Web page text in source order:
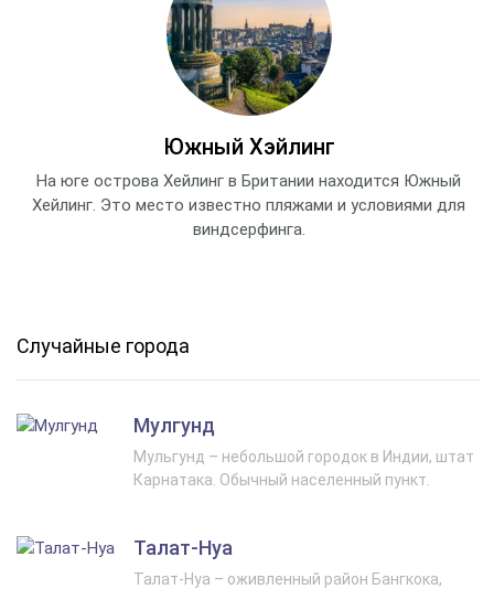
Южный Хэйлинг
На юге острова Хейлинг в Британии находится Южный
Хейлинг. Это место известно пляжами и условиями для
виндсерфинга.
Случайные города
Мулгунд
Мульгунд – небольшой городок в Индии, штат
Карнатака. Обычный населенный пункт.
Талат-Нуа
Талат-Нуа – оживленный район Бангкока,